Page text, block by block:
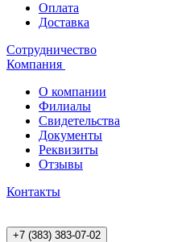
Оплата
Доставка
Сотрудничество
Компания
О компании
Филиалы
Свидетельства
Документы
Реквизиты
Отзывы
Контакты
+7 (383) 383-07-02